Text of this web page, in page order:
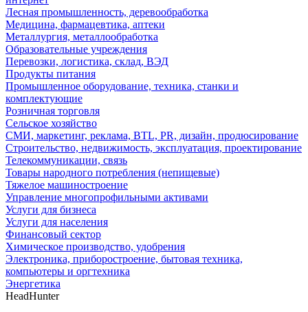
Лесная промышленность, деревообработка
Медицина, фармацевтика, аптеки
Металлургия, металлообработка
Образовательные учреждения
Перевозки, логистика, склад, ВЭД
Продукты питания
Промышленное оборудование, техника, станки и
комплектующие
Розничная торговля
Сельское хозяйство
СМИ, маркетинг, реклама, BTL, PR, дизайн, продюсирование
Строительство, недвижимость, эксплуатация, проектирование
Телекоммуникации, связь
Товары народного потребления (непищевые)
Тяжелое машиностроение
Управление многопрофильными активами
Услуги для бизнеса
Услуги для населения
Финансовый сектор
Химическое производство, удобрения
Электроника, приборостроение, бытовая техника,
компьютеры и оргтехника
Энергетика
HeadHunter